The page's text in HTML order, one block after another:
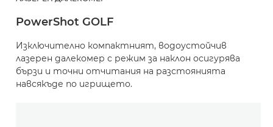
PowerShot GOLF
Изключително компактният, водоустойчив
лазерен далекомер с режим за наклон осигурява
бързи и точни отчитания на разстоянията
навсякъде по игрището.